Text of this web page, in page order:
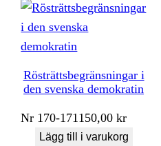
Rösträttsbegränsningar i
den svenska demokratin
Nr 170-171150,00kr
Lägg till i varukorg